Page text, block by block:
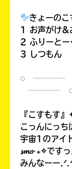
きょーのこ
1 お声がけ&
2 ふりーとー
3 しつもん
◌ ┈┈┈┈
┈┈┈┈
『こすもす
こっんにっち
宇宙1のアイ
𝓼𝓶𝓸 ₊✧ですっ
みんなーー